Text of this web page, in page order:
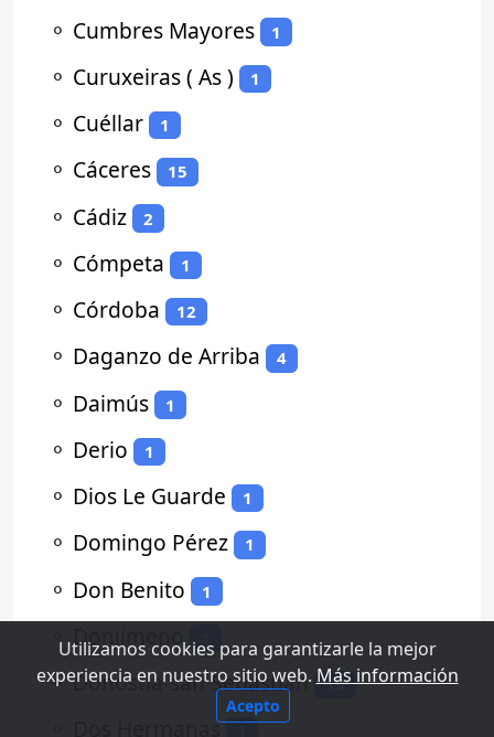
⚬ Cumbres Mayores 1
⚬ Curuxeiras ( As ) 1
⚬ Cuéllar 1
⚬ Cáceres 15
⚬ Cádiz 2
⚬ Cómpeta 1
⚬ Córdoba 12
⚬ Daganzo de Arriba 4
⚬ Daimús 1
⚬ Derio 1
⚬ Dios Le Guarde 1
⚬ Domingo Pérez 1
⚬ Don Benito 1
⚬Donjimeno
⚬Donostia-san Sebastian 13
Dos Hermanas
Utilizamos cookies para garantizarle la mejor
experiencia en nuestro sitio web. Más información
Acepto